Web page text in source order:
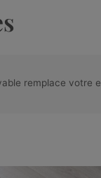
remplace